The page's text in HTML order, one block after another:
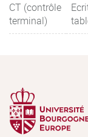
CT (contrôle
terminal)